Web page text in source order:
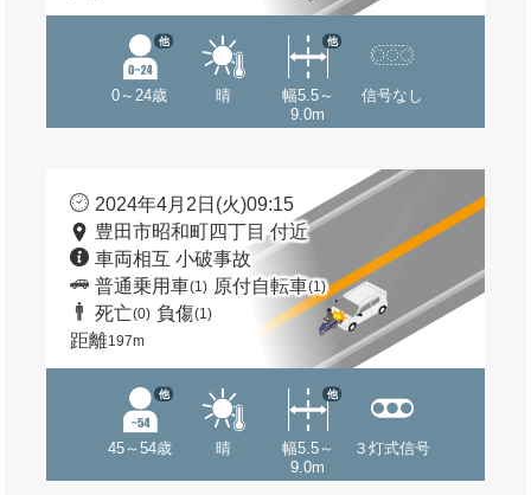
0～24歳
他
晴
幅5.5～
9.0m
他
信号なし
2024年4月2日(火)09:15
豊田市昭和町四丁目 付近
車両相互 小破事故
普通乗用車(1) 原付自転車(1)
死亡(0) 負傷(1)
距離197m
45～54歳
他
晴
幅5.5～
9.0m
他
３灯式信号